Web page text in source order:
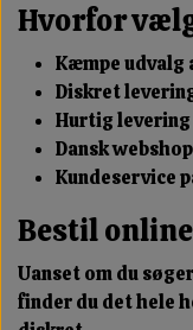
Hvorfor
Kæmpe udvalg
Diskret
Hurtig levering
Dansk webshop
Kundeservice
Bestil
Uanset om du
finder du det hele